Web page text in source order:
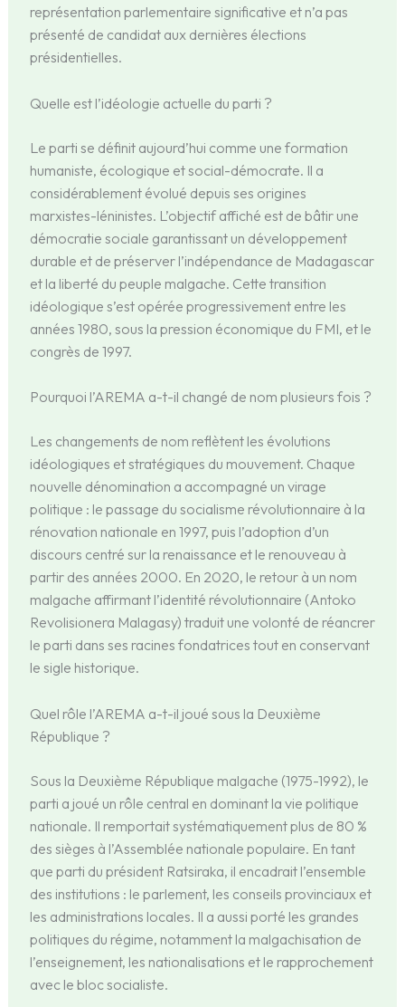
représentation parlementaire significative et n’a pas
présenté de candidat aux dernières élections
présidentielles.
Quelle est l’idéologie actuelle du parti ?
Le parti se définit aujourd’hui comme une formation
humaniste, écologique et social-démocrate. Il a
considérablement évolué depuis ses origines
marxistes-léninistes. L’objectif affiché est de bâtir une
démocratie sociale garantissant un développement
durable et de préserver l’indépendance de Madagascar
et la liberté du peuple malgache. Cette transition
idéologique s’est opérée progressivement entre les
années 1980, sous la pression économique du FMI, et le
congrès de 1997.
Pourquoi l’AREMA a-t-il changé de nom plusieurs fois ?
Les changements de nom reflètent les évolutions
idéologiques et stratégiques du mouvement. Chaque
nouvelle dénomination a accompagné un virage
politique : le passage du socialisme révolutionnaire à la
rénovation nationale en 1997, puis l’adoption d’un
discours centré sur la renaissance et le renouveau à
partir des années 2000. En 2020, le retour à un nom
malgache affirmant l’identité révolutionnaire (Antoko
Revolisionera Malagasy) traduit une volonté de réancrer
le parti dans ses racines fondatrices tout en conservant
le sigle historique.
Quel rôle l’AREMA a-t-il joué sous la Deuxième
République ?
Sous la Deuxième République malgache (1975-1992), le
parti a joué un rôle central en dominant la vie politique
nationale. Il remportait systématiquement plus de 80 %
des sièges à l’Assemblée nationale populaire. En tant
que parti du président Ratsiraka, il encadrait l’ensemble
des institutions : le parlement, les conseils provinciaux et
les administrations locales. Il a aussi porté les grandes
politiques du régime, notamment la malgachisation de
l’enseignement, les nationalisations et le rapprochement
avec le bloc socialiste.